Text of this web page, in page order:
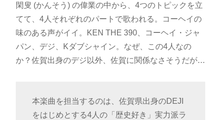
閑叟 (かんそう) の偉業の中から、4つのトピックを立
てて、4人それぞれのパートで歌われる。コーヘイの
味のある声がイイ。KEN THE 390、コーヘイ・ジャ
パン、デジ、Kダブシャイン。なぜ、この4人なの
か？佐賀出身のデジ以外、佐賀に関係なさそうだが…
本楽曲を担当するのは、佐賀県出身のDEJI
をはじめとする4人の「歴史好き」実力派ラ